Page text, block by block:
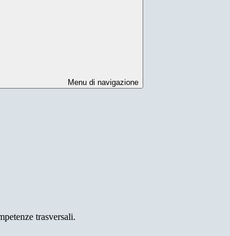
Menu di navigazione
trasversali.